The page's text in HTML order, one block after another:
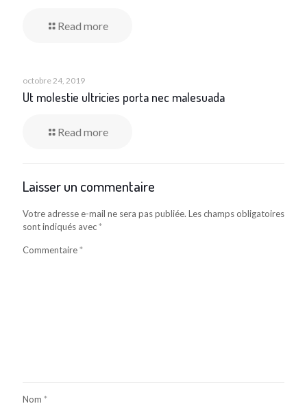
Read more
octobre 24, 2019
Ut molestie ultricies porta nec malesuada
Read more
Laisser un commentaire
Votre adresse e-mail ne sera pas publiée. Les champs obligatoires
sont indiqués avec*
Commentaire*
Nom *